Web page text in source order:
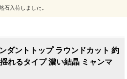
石入荷しました。
ダントトップ ラウンドカット 約
れるタイプ 濃い結晶 ミャンマ